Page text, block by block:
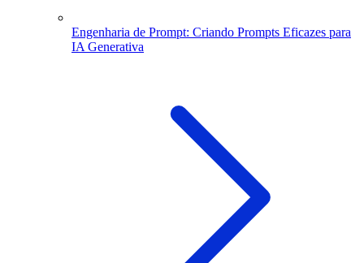
Engenharia de Prompt: Criando Prompts Eficazes para
IA Generativa